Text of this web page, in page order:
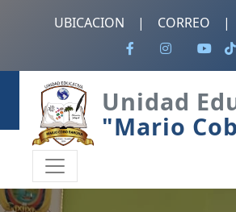
UBICACION | CORREO |
Unidad
"Mario